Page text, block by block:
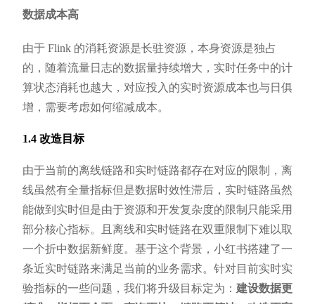
数据成本高
由于 Flink 的消耗资源是长驻资源，本身资源是独占
的，随着流量日志的数据量持续增大，实时任务中的计
算状态消耗也越大，对应投入的实时资源成本也与日俱
增，需要考虑如何缩减成本。
1.4 改造目标
由于当前的离线链路和实时链路都存在对应的限制，离
线虽然有全量指标但是数据时效性滞后，实时链路虽然
能做到实时但是由于资源和开发复杂度的限制只能采用
部分核心指标。且离线和实时链路在双重限制下难以取
一个折中数据新鲜度。基于这个背景，小红书搭建了一
条近实时链路来满足当前的业务需求。针对目前实时实
验指标的一些问题，我们将升级目标定为： 建设数据更